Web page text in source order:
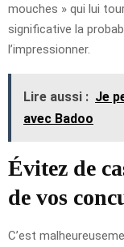
mouches » qui lui
significative la
l’impressionner.
Lire aussi : Je
avec Badoo
Évitez de
de vos
C’est